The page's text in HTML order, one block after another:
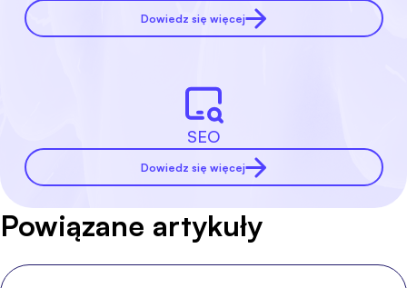
Dowiedz się więcej
SEO
Dowiedz się więcej
Powiązane artykuły